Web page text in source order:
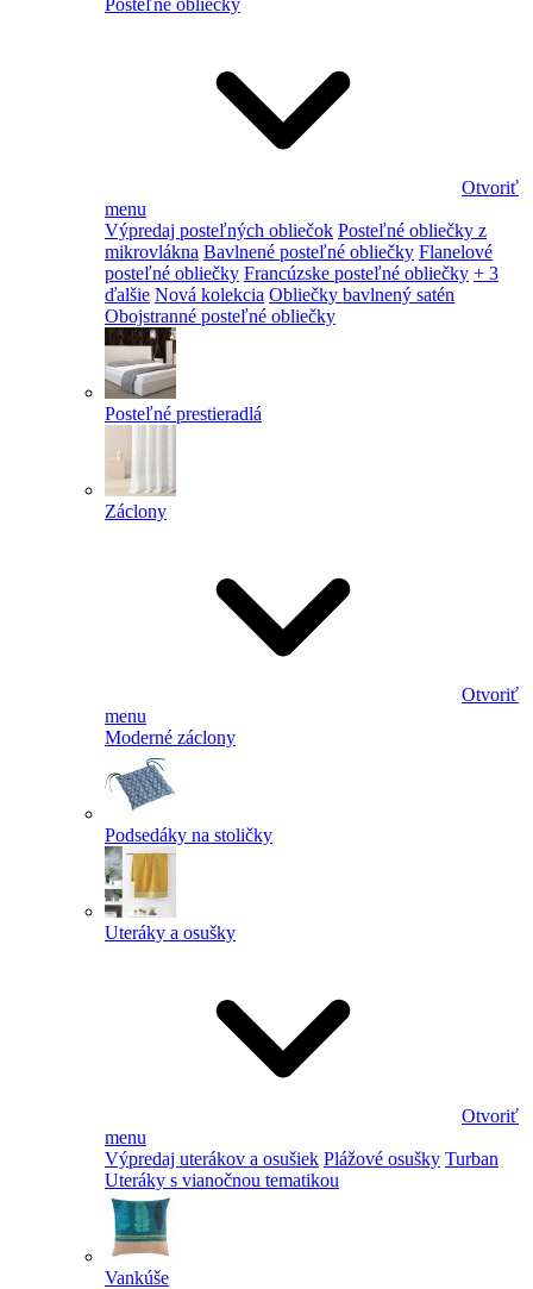
Posteľné obliečky
Otvoriť
menu
Výpredaj posteľných obliečok Posteľné obliečky z
mikrovlákna Bavlnené posteľné obliečky Flanelové
posteľné obliečky Francúzske posteľné obliečky + 3
ďalšie Nová kolekcia Obliečky bavlnený satén
Obojstranné posteľné obliečky
Posteľné prestieradlá
Záclony
Otvoriť
menu
Moderné záclony
Podsedáky na stoličky
Uteráky a osušky
Otvoriť
menu
Výpredaj uterákov a osušiek Plážové osušky Turban
Uteráky s vianočnou tematikou
Vankúše